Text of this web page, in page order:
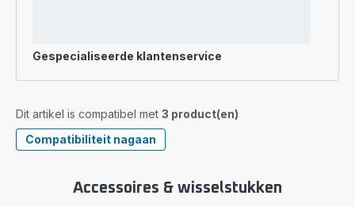
Gespecialiseerde klantenservice
Dit artikel is compatibel met 3 product(en)
Compatibiliteit nagaan
Accessoires & wisselstukken